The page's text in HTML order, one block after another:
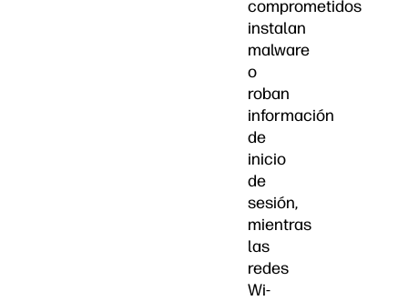
comprometidos
instalan
malware
o
roban
información
de
inicio
de
sesión,
mientras
las
redes
Wi-